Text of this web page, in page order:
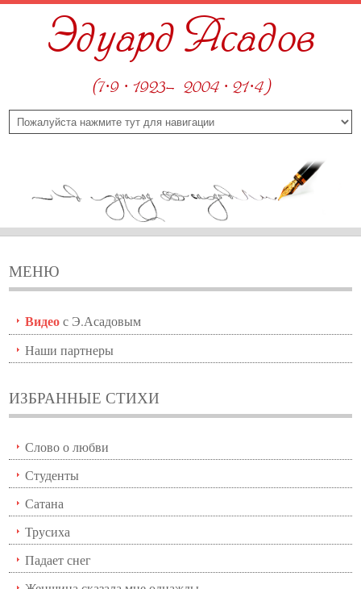
Эдуард Асадов
(7·9 · 1923—2004 · 21·4)
МЕНЮ
Видеос Э.Асадовым
Наши партнеры
ИЗБРАННЫЕ СТИХИ
Слово о любви
Студенты
Сатана
Трусиха
Падает снег